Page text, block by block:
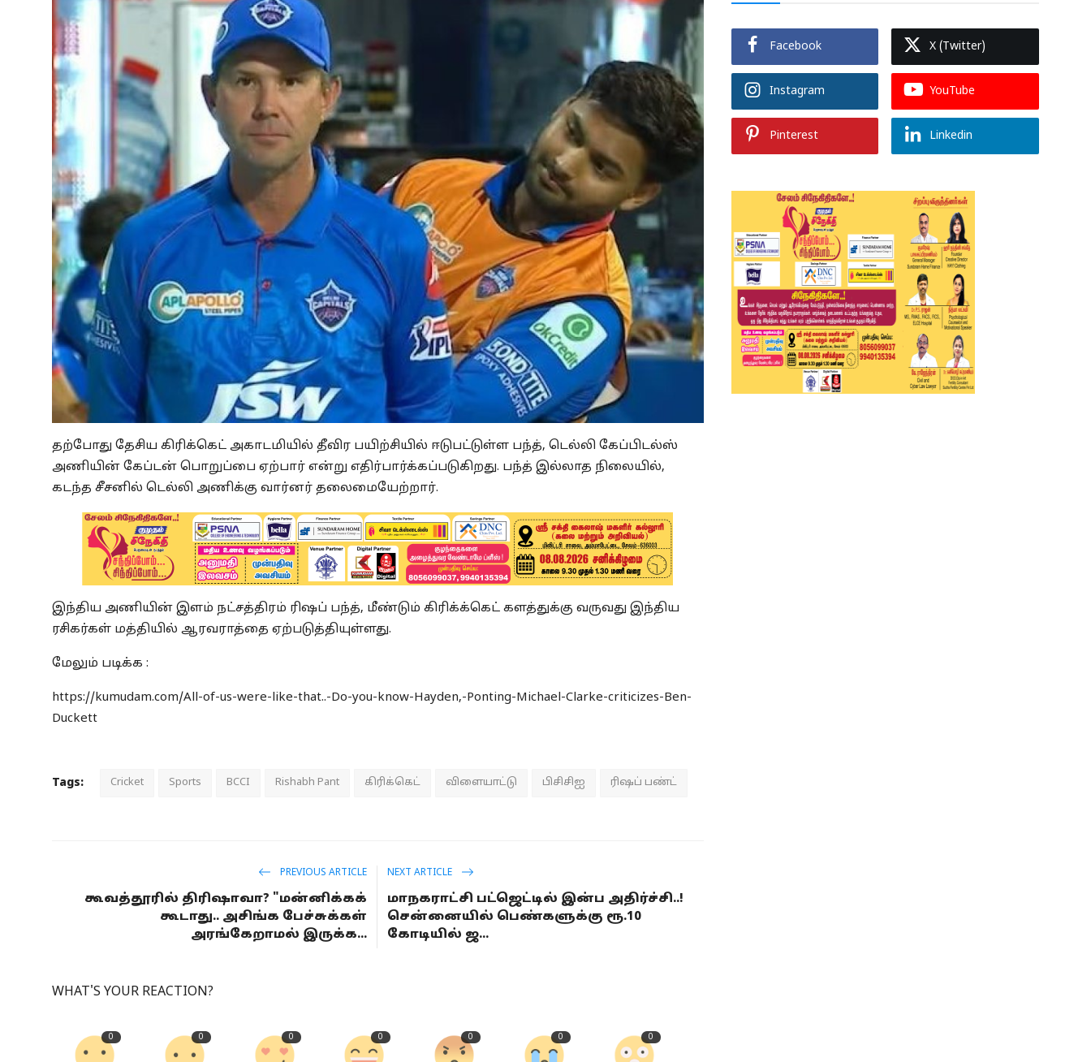
தற்போது தேசிய கிரிக்கெட் அகாடமியில் தீவிர பயிற்சியில் ஈடுபட்டுள்ள பந்த், டெல்லி கேப்பிடல்ஸ்
அணியின் கேப்டன் பொறுப்பை ஏற்பார் என்று எதிர்பார்க்கப்படுகிறது. பந்த் இல்லாத நிலையில்,
கடந்த சீசனில் டெல்லி அணிக்கு வார்னர் தலைமையேற்றார்.
இந்திய அணியின் இளம் நட்சத்திரம் ரிஷப் பந்த், மீண்டும் கிரிக்க்கெட் களத்துக்கு வருவது இந்திய
ரசிகர்கள் மத்தியில் ஆரவராத்தை ஏற்படுத்தியுள்ளது.
மேலும் படிக்க :
https://kumudam.com/All-of-us-were-like-that..-Do-you-know-Hayden,-Ponting-Michael-Clarke-criticizes-Ben-
Duckett
Tags: Cricket Sports BCCI Rishabh Pant கிரிக்கெட் விளையாட்டு பிசிசிஐ ரிஷப் பண்ட்
PREVIOUS ARTICLE
கூவத்தூரில் திரிஷாவா? "மன்னிக்கக்
கூடாது.. அசிங்க பேச்சுக்கள்
அரங்கேறாமல் இருக்க...
NEXT ARTICLE
மாநகராட்சி பட்ஜெட்டில் இன்ப அதிர்ச்சி..!
சென்னையில் பெண்களுக்கு ரூ.10
கோடியில் ஜ...
WHAT'S YOUR REACTION?
0 0 0 0 0 0 0
Facebook X (Twitter)
Instagram YouTube
Pinterest Linkedin